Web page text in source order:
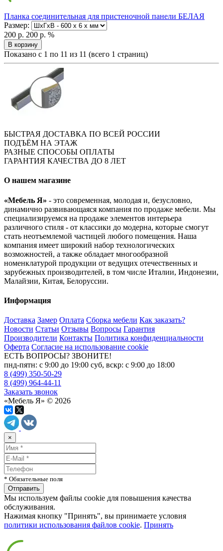
Планка соединительная для пристеночной панели БЕЛАЯ
Размер:
200 р. 200 р. %
В корзину
Показано с 1 по 11 из 11 (всего 1 страниц)
БЫСТРАЯ ДОСТАВКА ПО ВСЕЙ РОССИИ
ПОДЪЁМ НА ЭТАЖ
РАЗНЫЕ СПОСОБЫ ОПЛАТЫ
ГАРАНТИЯ КАЧЕСТВА ДО 8 ЛЕТ
О нашем магазине
«Мебель Я» - это современная, молодая и, безусловно,
динамично развивающаяся компания по продаже мебели. Мы
специализируемся на продаже элементов интерьера
различного стиля - от классики до модерна, которые смогут
стать неотъемлемой частицей любого помещения. Наша
компания имеет широкий набор технологических
возможностей, а также обладает многообразной
номенклатурой продукции от ведущих отечественных и
зарубежных производителей, в том числе Италии, Индонезии,
Малайзии, Китая, Белоруссии.
Информация
Доставка Замер Оплата Сборка мебели Как заказать?
Новости Статьи Отзывы Вопросы Гарантия
Производители Контакты Политика конфиденциальности
Оферта Согласие на использование cookie
ЕСТЬ ВОПРОСЫ? ЗВОНИТЕ!
пнд-пятн: с 9:00 до 19:00 суб, вскр: с 9:00 до 18:00
8 (499) 350-50-29
8 (499) 964-44-11
Заказать звонок
«Мебель Я» © 2026
×
* Обязательные поля
Мы используем файлы cookie для повышения качества
обслуживания.
Нажимая кнопку "Принять", вы принимаете условия
политики использования файлов cookie. Принять